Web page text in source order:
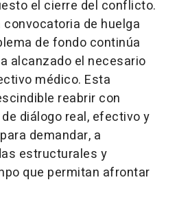
el cierre del conflicto.
de huelga
de fondo continúa
alcanzado el necesario
médico. Esta
reabrir con
diálogo real, efectivo y
demandar, a
estructurales y
que permitan afrontar